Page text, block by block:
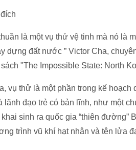
là một vụ thử vệ tinh mà nó là
dựng đất nước ” Victor Cha,
"The Impossible State: North
vụ thử là một phần trong kế
lãnh đạo trẻ có bản lĩnh, như một
sinh ra quốc gia “thiên đường”
trình vũ khí hạt nhân và tên lửa